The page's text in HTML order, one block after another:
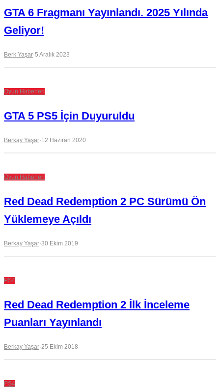
GTA 6 Fragmanı Yayınlandı. 2025 Yılında
Geliyor!
Berk Yaşar·5 Aralık 2023
Oyun Haberleri
GTA 5 PS5 İçin Duyuruldu
Berkay Yaşar·12 Haziran 2020
Oyun Haberleri
Red Dead Redemption 2 PC Sürümü Ön
Yüklemeye Açıldı
Berkay Yaşar·30 Ekim 2019
PS4
Red Dead Redemption 2 İlk İnceleme
Puanları Yayınlandı
Berkay Yaşar·25 Ekim 2018
PS4